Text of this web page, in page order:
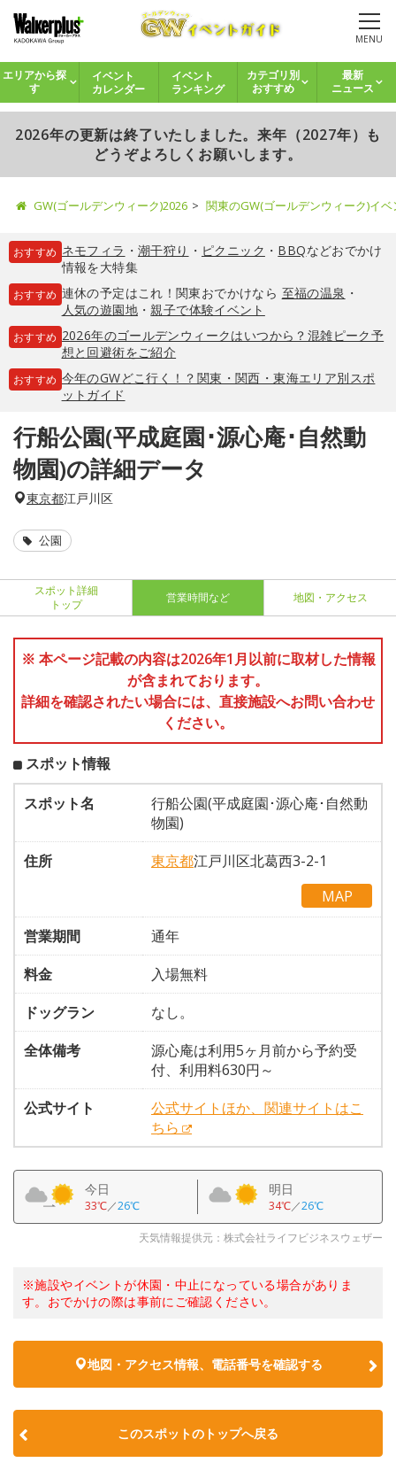
MENU
エリアから探
す
イベント
カレンダー
イベント
ランキング
カテゴリ別
おすすめ
最新
ニュース
2026年の更新は終了いたしました。来年（2027年）も
どうぞよろしくお願いします。
GW(ゴールデンウィーク)2026 関東のGW(ゴールデンウィーク)イ
おすすめ ネモフィラ ・ 潮干狩り ・ ピクニック ・ BBQなどおでかけ
情報を大特集
おすすめ 連休の予定はこれ！関東おでかけなら 至福の温泉 ・
人気の遊園地・親子で体験イベント
おすすめ 2026年のゴールデンウィークはいつから？混雑ピーク予
想と回避術をご紹介
おすすめ 今年のGWどこ行く！？関東・関西・東海エリア別スポ
ットガイド
行船公園(平成庭園･源心庵･自然動
物園)の詳細データ
東京都江戸川区
公園
スポット詳細
トップ
営業時間など 地図・アクセス
※ 本ページ記載の内容は2026年1月以前に取材した情報
が含まれております。
詳細を確認されたい場合には、直接施設へお問い合わせ
ください。
スポット情報
スポット名
行船公園(平成庭園･源心庵･自然動
物園)
住所
東京都江戸川区北葛西3-2-1
MAP
営業期間
通年
料金
入場無料
ドッグラン
なし。
全体備考
源心庵は利用5ヶ月前から予約受
付、利用料630円～
公式サイト
公式サイトほか、関連サイトはこ
ちら
今日
33℃／26℃
明日
34℃／26℃
天気情報提供元：株式会社ライフビジネスウェザー
※施設やイベントが休園・中止になっている場合がありま
す。おでかけの際は事前にご確認ください。
地図・アクセス情報、電話番号を確認する
このスポットのトップへ戻る